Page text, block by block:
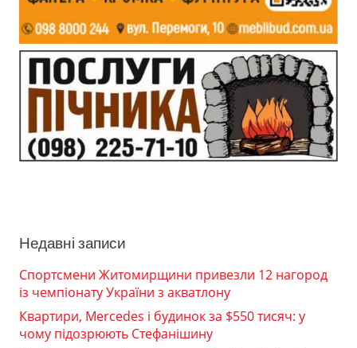
Недавні записи
Спортсмени Житомирщини привезли 12 нагород
із чемпіонату України з акватлону
Квартири, Mercedes і будинок за $550 тисяч: у
чому підозрюють Стефанішину